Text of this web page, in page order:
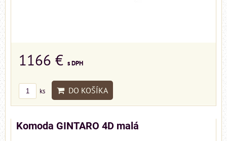
1166 € s DPH
ks DO KOŠÍKA
Komoda GINTARO 4D malá